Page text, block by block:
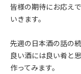
皆様の期待にお応え
いきます。
先週の日本酒の話の
良い酒には良い肴と
作ってみます。